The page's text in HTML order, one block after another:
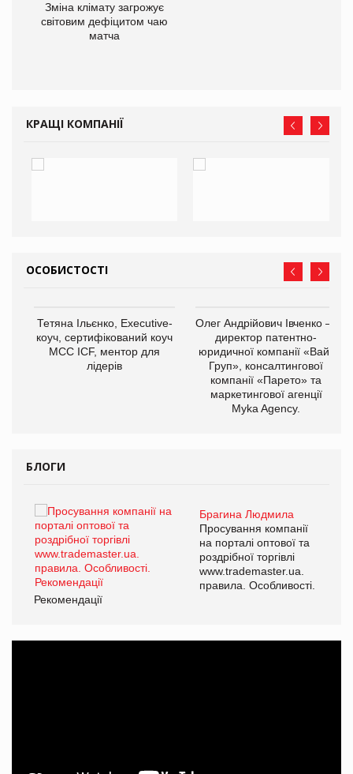
Зміна клімату загрожує
світовим дефіцитом чаю
матча
КРАЩІ КОМПАНІЇ
ОСОБИСТОСТІ
Тетяна Ільєнко, Executive-
коуч, сертифікований коуч
МСС ICF, ментор для
лідерів
Олег Андрійович Івченко —
директор патентно-
юридичної компанії «Вайз
Груп», консалтингової
компанії «Парето» та
маркетингової агенції
Myka Agency.
БЛОГИ
Брагина Людмила
Просування компанії
на порталі оптової та
роздрібної торгівлі
www.trademaster.ua.
правила. Особливості.
Рекомендації